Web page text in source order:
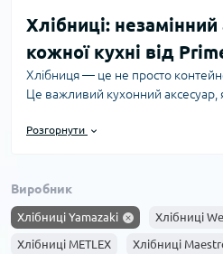
Хлібниці:
кожної кухні від
Хлібниця — це не просто
Це важливий кухонний аксесуар,
довше. В інтернет-магазині
відповідатимуть усім вашим
Важливість правильного
Свіжий хліб швидко втрачає свої
Розгорнути
Виробник
Хлібниці Yamazaki Хлібниці
Хлібниці METLEX Хлібниці